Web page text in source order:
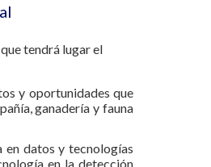
tendrá lugar el
y oportunidades que
ganadería y fauna
en datos y tecnologías
en la detección